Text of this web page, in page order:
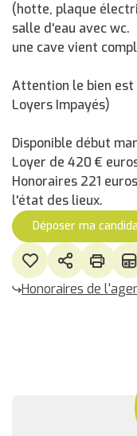
(hotte, plaque
salle d'eau avec wc.
une cave vient
Attention le bien est
Loyers Impayés)
Disponible début
Loyer de 420 €
Honoraires 221
l'état des lieux.
Déposer ma
Honoraires de